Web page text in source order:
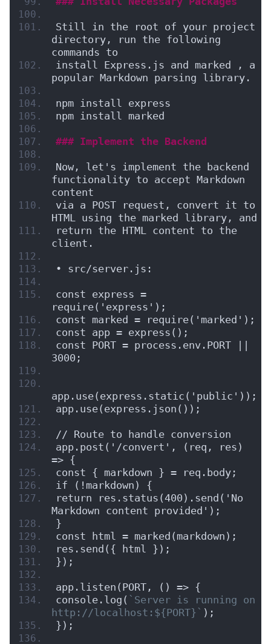
Still in the root of your project
directory, run the following
commands to
install Express.js and marked , a
popular Markdown parsing library.
npm install express
npm install marked
### Implement the Backend
Now, let's implement the backend
functionality to accept Markdown
content
via a POST request, convert it to
HTML using the marked library, and
return the HTML content to the
client.
• src/server.js:
const express =
require('express');
const marked = require('marked');
const app = express();
const PORT = process.env.PORT ||
3000;
app.use(express.static('public'));
app.use(express.json());
// Route to handle conversion
app.post('/convert', (req, res)
=> {
const { markdown } = req.body;
if (!markdown) {
return res.status(400).send('No
Markdown content provided');
}
const html = marked(markdown);
res.send({ html });
});
app.listen(PORT, () => {
console.log( `Server is running on
http://localhost:${PORT}` );
});